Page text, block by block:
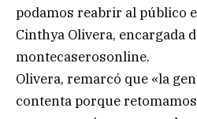
podamos reabrir al público
Cinthya Olivera, encargada
montecaserosonline.
Olivera, remarcó que «la
contenta porque